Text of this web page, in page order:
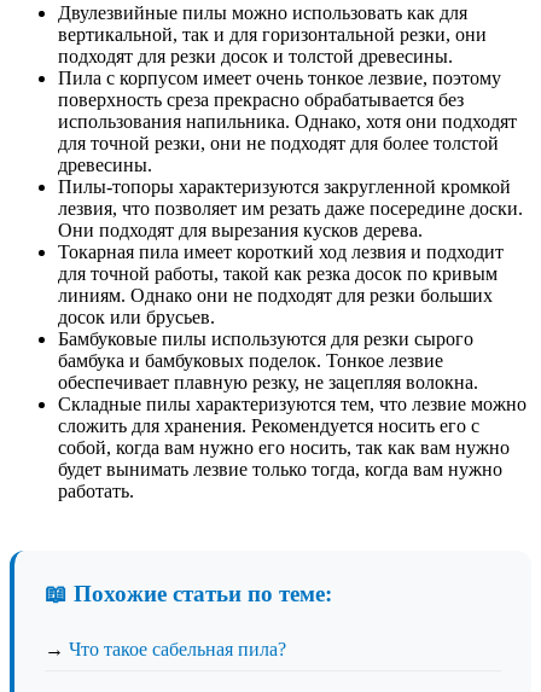
Двулезвийные пилы можно использовать как для
вертикальной, так и для горизонтальной резки, они
подходят для резки досок и толстой древесины.
Пила с корпусом имеет очень тонкое лезвие, поэтому
поверхность среза прекрасно обрабатывается без
использования напильника. Однако, хотя они подходят
для точной резки, они не подходят для более толстой
древесины.
Пилы-топоры характеризуются закругленной кромкой
лезвия, что позволяет им резать даже посередине доски.
Они подходят для вырезания кусков дерева.
Токарная пила имеет короткий ход лезвия и подходит
для точной работы, такой как резка досок по кривым
линиям. Однако они не подходят для резки больших
досок или брусьев.
Бамбуковые пилы используются для резки сырого
бамбука и бамбуковых поделок. Тонкое лезвие
обеспечивает плавную резку, не зацепляя волокна.
Складные пилы характеризуются тем, что лезвие можно
сложить для хранения. Рекомендуется носить его с
собой, когда вам нужно его носить, так как вам нужно
будет вынимать лезвие только тогда, когда вам нужно
работать.
📖 Похожие статьи по теме:
→ Что такое сабельная пила?